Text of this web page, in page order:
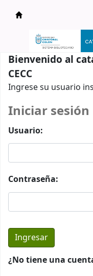
Catálogo en
Bienvenido al
CECC
Ingrese su usuario
Iniciar sesión
Usuario:
Contraseña:
¿No tiene una